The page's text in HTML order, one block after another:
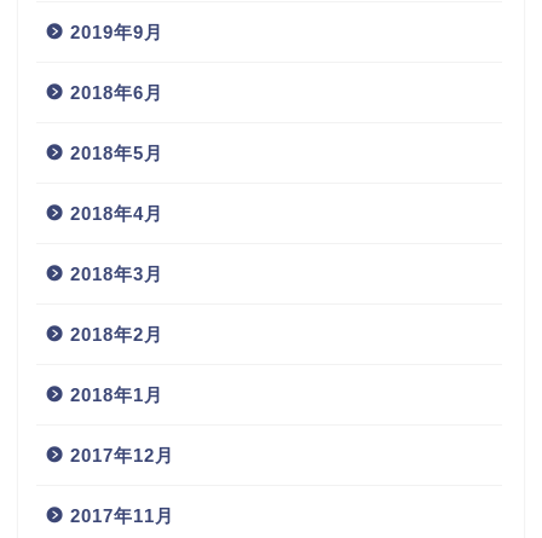
2019年9月
2018年6月
2018年5月
2018年4月
2018年3月
2018年2月
2018年1月
2017年12月
2017年11月